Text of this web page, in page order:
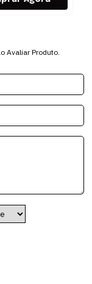
Avaliar Produto.